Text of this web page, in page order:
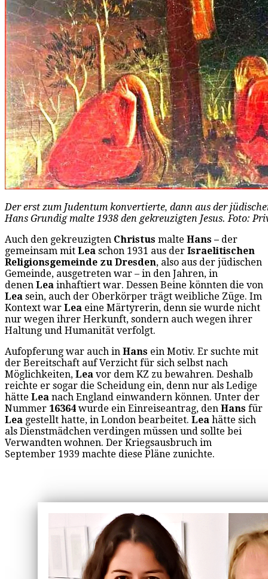
Der erst zum Judentum konvertierte, dann aus der
Hans Grundig malte 1938 den gekreuzigten Jesus. Foto:
Auch den gekreuzigten Christus malte Hans – der
gemeinsam mit Lea schon 1931 aus der Israelitischen
Religionsgemeinde zu Dresden, also aus der jüdischen
Gemeinde, ausgetreten war – in den Jahren, in
denen Lea inhaftiert war. Dessen Beine könnten die von
Lea sein, auch der Oberkörper trägt weibliche Züge. Im
Kontext war Lea eine Märtyrerin, denn sie wurde nicht
nur wegen ihrer Herkunft, sondern auch wegen ihrer
Haltung und Humanität verfolgt.
Aufopferung war auch in Hans ein Motiv. Er suchte mit
der Bereitschaft auf Verzicht für sich selbst nach
Möglichkeiten, Lea vor dem KZ zu bewahren. Deshalb
reichte er sogar die Scheidung ein, denn nur als Ledige
hätte Lea nach England einwandern können. Unter der
Nummer 16364 wurde ein Einreiseantrag, den Hans für
Lea gestellt hatte, in London bearbeitet. Lea hätte sich
als Dienstmädchen verdingen müssen und sollte bei
Verwandten wohnen. Der Kriegsausbruch im
September 1939 machte diese Pläne zunichte.